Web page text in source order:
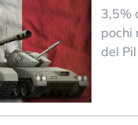
3,5%
pochi
del